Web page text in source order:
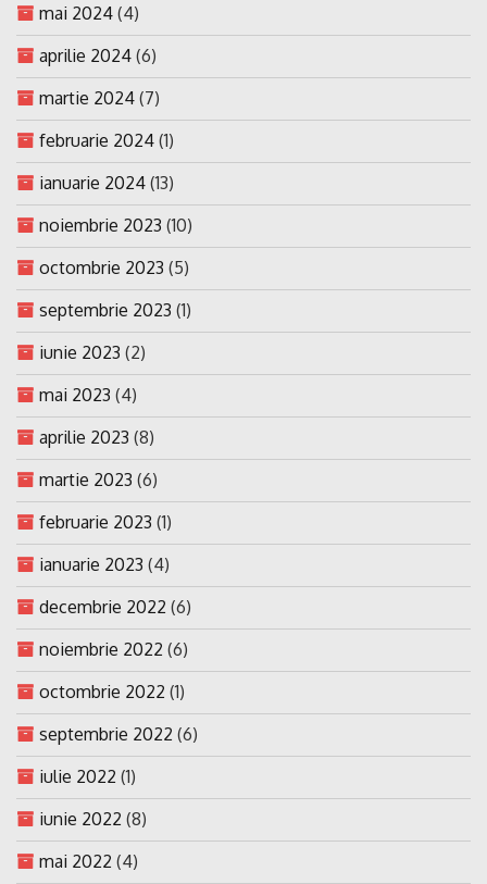
mai 2024 (4)
aprilie 2024 (6)
martie 2024 (7)
februarie 2024 (1)
ianuarie 2024 (13)
noiembrie 2023 (10)
octombrie 2023 (5)
septembrie 2023 (1)
iunie 2023 (2)
mai 2023 (4)
aprilie 2023 (8)
martie 2023 (6)
februarie 2023 (1)
ianuarie 2023 (4)
decembrie 2022 (6)
noiembrie 2022 (6)
octombrie 2022 (1)
septembrie 2022 (6)
iulie 2022 (1)
iunie 2022 (8)
mai 2022 (4)